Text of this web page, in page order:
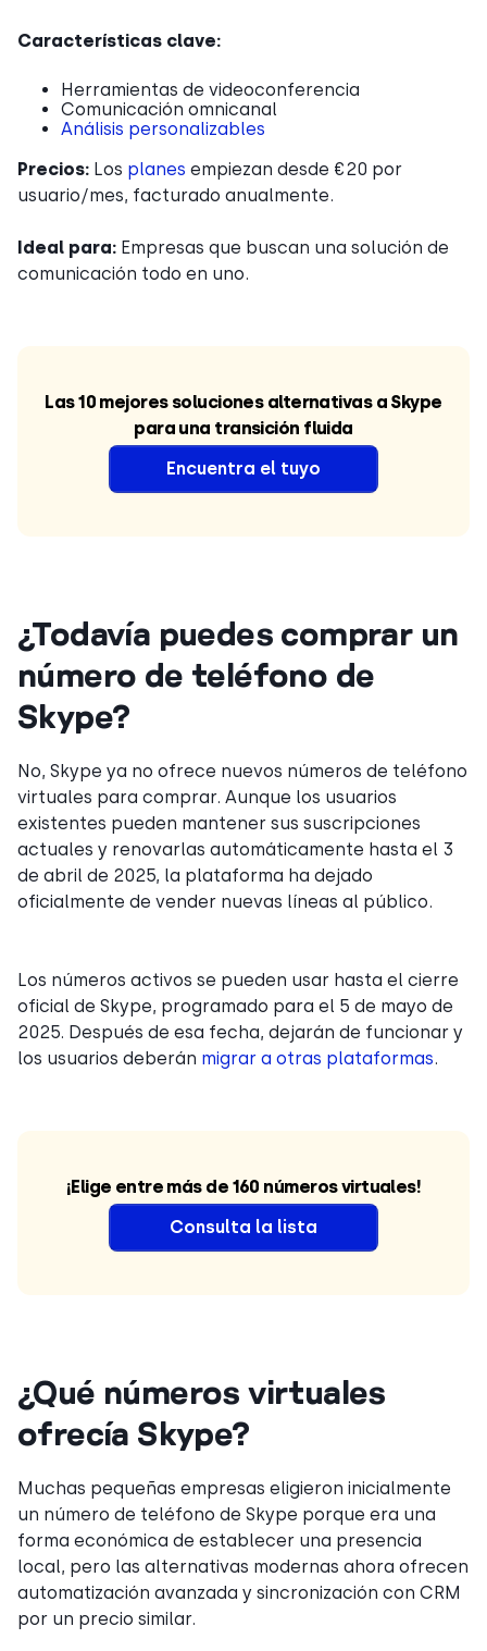
Características clave:
Herramientas de videoconferencia
Comunicación omnicanal
Análisis personalizables
Precios: Los planes empiezan desde €20 por
usuario/mes, facturado anualmente.
Ideal para: Empresas que buscan una solución de
comunicación todo en uno.
Las 10 mejores soluciones alternativas a Skype
para una transición fluida
Encuentra el tuyo
¿Todavía puedes comprar un
número de teléfono de
Skype?
No, Skype ya no ofrece nuevos números de teléfono
virtuales para comprar. Aunque los usuarios
existentes pueden mantener sus suscripciones
actuales y renovarlas automáticamente hasta el 3
de abril de 2025, la plataforma ha dejado
oficialmente de vender nuevas líneas al público.
Los números activos se pueden usar hasta el cierre
oficial de Skype, programado para el 5 de mayo de
2025. Después de esa fecha, dejarán de funcionar y
los usuarios deberán migrar a otras plataformas.
¡Elige entre más de 160 números virtuales!
Consulta la lista
¿Qué números virtuales
ofrecía Skype?
Muchas pequeñas empresas eligieron inicialmente
un número de teléfono de Skype porque era una
forma económica de establecer una presencia
local, pero las alternativas modernas ahora ofrecen
automatización avanzada y sincronización con CRM
por un precio similar.